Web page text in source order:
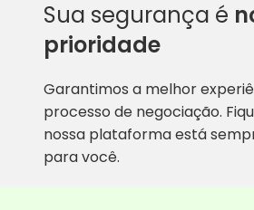
Sua segurança é
prioridade
Garantimos a melhor
processo de negociação.
nossa plataforma está
para você.